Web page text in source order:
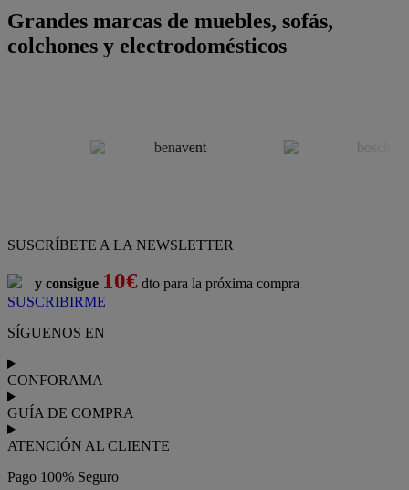
Grandes marcas de muebles, sofás,
colchones y electrodomésticos
SUSCRÍBETE A LA NEWSLETTER
y consigue 10€ dto para la próxima compra
SUSCRIBIRME
SÍGUENOS EN
CONFORAMA
GUÍA DE COMPRA
ATENCIÓN AL CLIENTE
Pago 100% Seguro